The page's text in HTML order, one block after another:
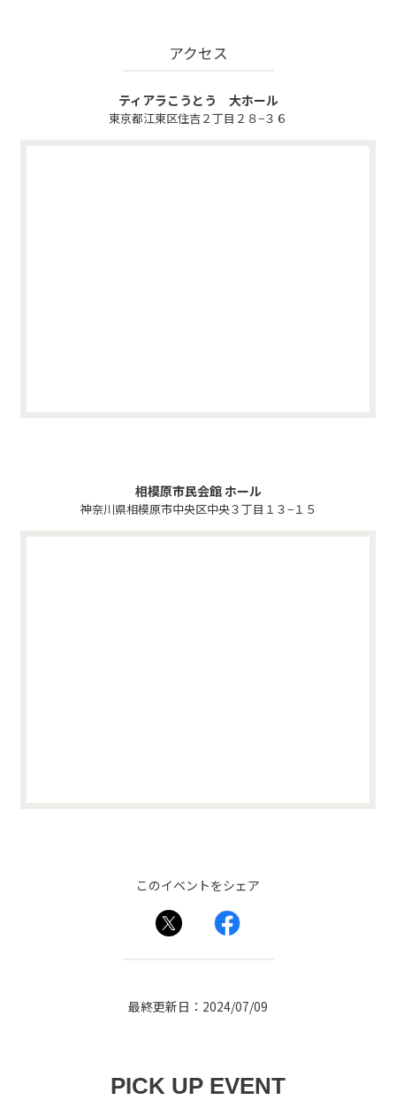
アクセス
ティアラこうとう 大ホール
東京都江東区住吉２丁目２８−３６
相模原市民会館 ホール
神奈川県相模原市中央区中央３丁目１３−１５
このイベントをシェア
最終更新日：2024/07/09
PICK UP EVENT